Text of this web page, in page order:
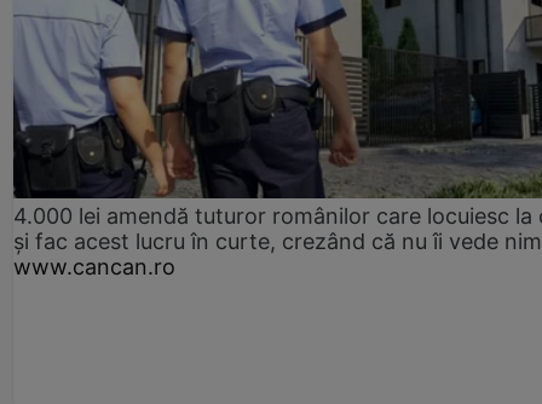
4.000 lei amendă tuturor românilor care locuiesc la
și fac acest lucru în curte, crezând că nu îi vede
www.cancan.ro